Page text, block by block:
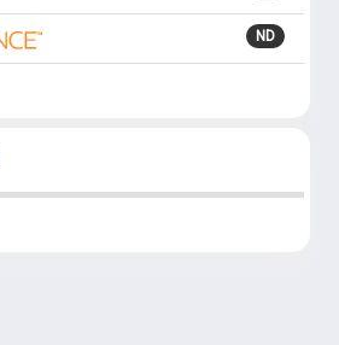
ND